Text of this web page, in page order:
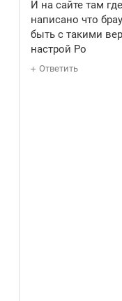
И на сайте там
написано что
быть с такими
настрой Ро
Ответить